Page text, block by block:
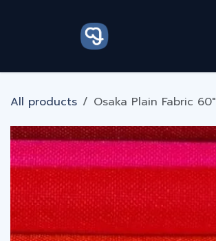
All products Osaka Plain Fabric 60"